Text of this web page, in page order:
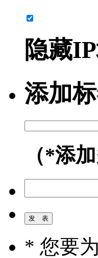
隐藏
添加标
（*添
* 您要